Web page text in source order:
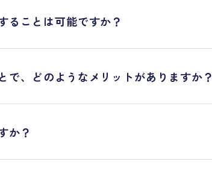
ることは可能ですか？
で、どのようなメリットがありますか？
か？